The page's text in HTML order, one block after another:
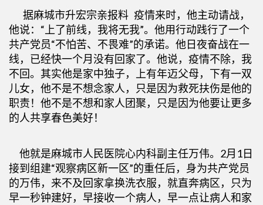
据麻城市升宏宗亲报料 疫情来时，他主动请战，
他说：“上了前线，我将无我”。他用行动践行了一个
共产党员“不怕苦、不畏难”的承诺。他日夜奋战在一
线，已经快一个月没有回家了。他说，疫情不除，我
不回。其实他是家中独子，上有年迈父母，下有一双
儿女，他不是不想念家人，只是因为救死扶伤是他的
职责！他不是不想和家人团聚，只是因为他要让更多
的人共享春色美好！
他就是麻城市人民医院心内科副主任万伟。2月1日
接到组建“观察病区新一区”的重任后，身为共产党员
的万伟，来不及回家拿换洗衣服，就直奔病区，只为
早一秒钟建好，早接收一个病人，早一点让病人和家